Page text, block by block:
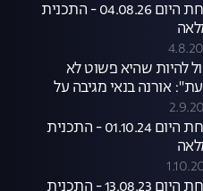
שיחת היום 04.08.26 - התכנית
להיות שהיא פשוט לא
אורנה בנאי מגיבה על
קניית הכלבים שעוררה קרן
שיחת היום 01.10.24 - התכנית